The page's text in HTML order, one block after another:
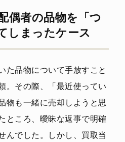
偶者の品物を「つ
しまったケース
た品物について手放すこと
。その際、「最近使ってい
物も一緒に売却しようと思
ところ、曖昧な返事で明確
んでした。しかし、買取当